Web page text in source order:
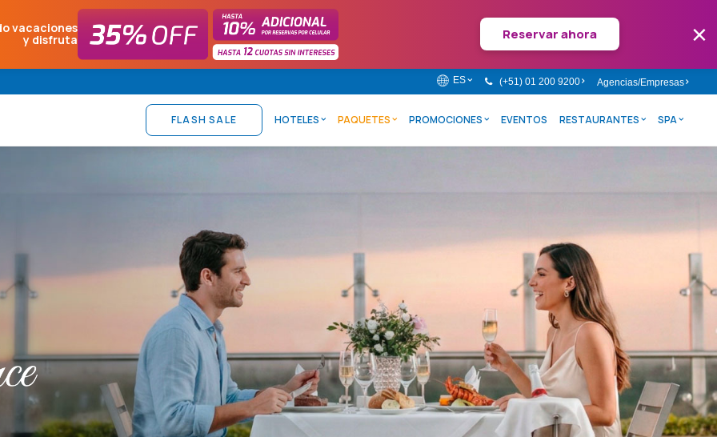
×
vacaciones
y disfruta Reservar ahora
ES (+51) 01 200 9200 Agencias/Empresas
FLASH SALE HOTELES PAQUETES PROMOCIONES EVENTOS RESTAURANTES SPA